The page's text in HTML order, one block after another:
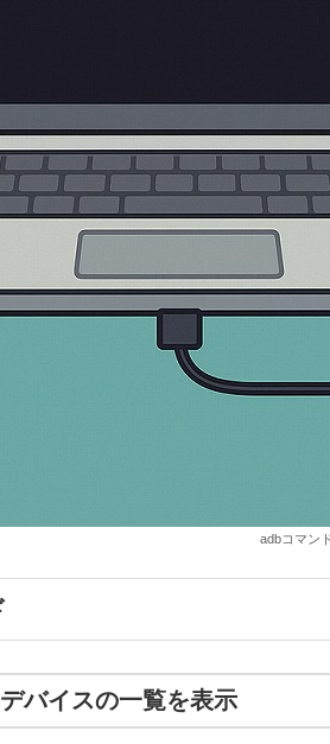
adbコマン
バイスの一覧を表示